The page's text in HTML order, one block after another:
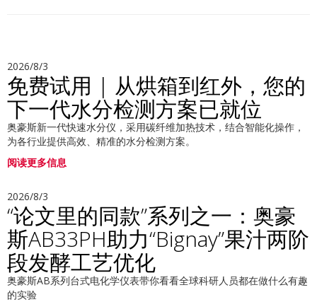
2026/8/3
免费试用 | 从烘箱到红外，您的
下一代水分检测方案已就位
奥豪斯新一代快速水分仪，采用碳纤维加热技术，结合智能化操作，
为各行业提供高效、精准的水分检测方案。
阅读更多信息
2026/8/3
“论文里的同款”系列之一：奥豪
斯AB33PH助力“Bignay”果汁两阶
段发酵工艺优化
奥豪斯AB系列台式电化学仪表带你看看全球科研人员都在做什么有趣
的实验